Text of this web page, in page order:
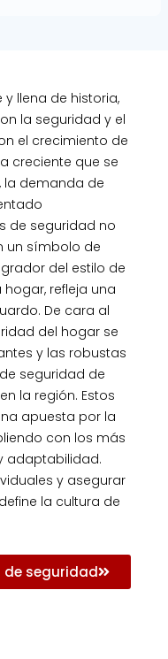
llena de historia,
la seguridad y el
el crecimiento de
creciente que se
la demanda de
de seguridad no
un símbolo de
del estilo de
refleja una
De cara al
del hogar se
y las robustas
seguridad de
la región. Estos
apuesta por la
con los más
adaptabilidad.
y asegurar
la cultura de
seguridad